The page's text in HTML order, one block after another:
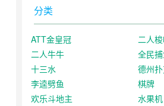
分类
ATT金皇冠
二人
二人牛牛
全民捕
十三水
德州
李逵劈鱼
棋牌
欢乐斗地主
水果机